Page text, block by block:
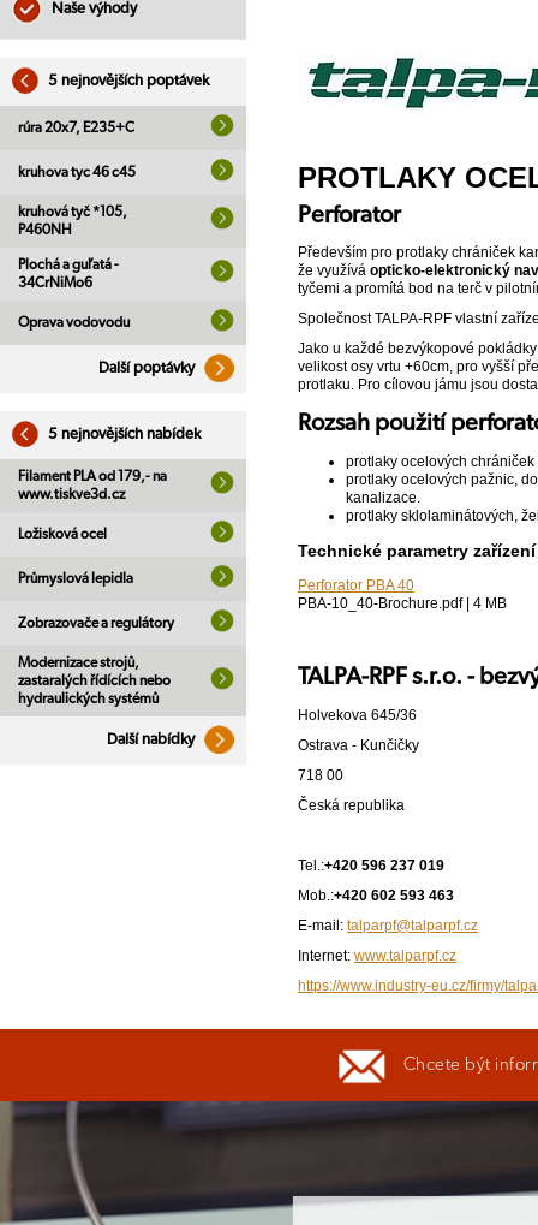
Naše výhody
5 nejnovějších poptávek
rúra 20x7, E235+C
kruhova tyc 46 c45
kruhová tyč *105,
P460NH
Plochá a guľatá -
34CrNiMo6
Oprava vodovodu
Další poptávky
5 nejnovějších nabídek
Filament PLA od 179,- na
www.tiskve3d.cz
Ložisková ocel
Průmyslová lepidla
Zobrazovače a regulátory
Modernizace strojů,
zastaralých řídících nebo
hydraulických systémů
Další nabídky
PROTLAKY
Perforator
Především pro protlaky chrániček
že využívá opticko-elektronický
tyčemi a promítá bod na terč v
Společnost TALPA-RPF vlastní
Jako u každé bezvýkopové
velikost osy vrtu +60cm, pro vyšší
protlaku. Pro cílovou jámu jsou
Rozsah použití
protlaky ocelových chrániček
protlaky ocelových pažnic,
kanalizace.
protlaky sklolaminátových,
Technické parametry zařízení
Perforator PBA 40
PBA-10_40-Brochure.pdf | 4 MB
TALPA-RPF s.r.o. -
Holvekova 645/36
Ostrava - Kunčičky
718 00
Česká republika
Tel.:+420 596 237 019
Mob.:+420 602 593 463
E-mail: talparpf@talparpf.cz
Internet: www.talparpf.cz
https://www.industry-eu.cz/firmy/
Chcete být